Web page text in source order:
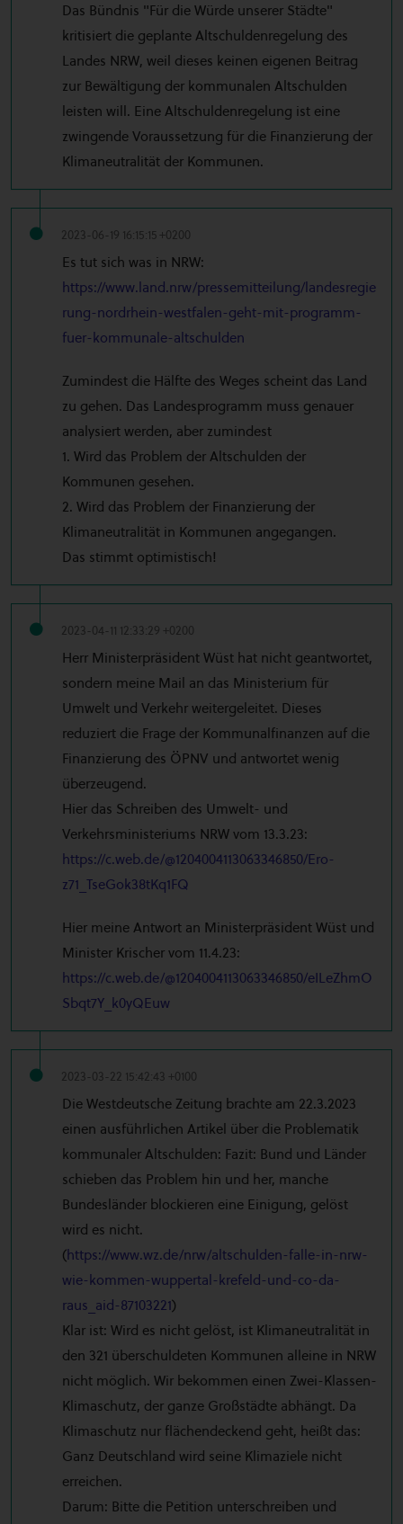
Das Bündnis "Für die Würde unserer Städte"
kritisiert die geplante Altschuldenregelung des
Landes NRW, weil dieses keinen eigenen Beitrag
zur Bewältigung der kommunalen Altschulden
leisten will. Eine Altschuldenregelung ist eine
zwingende Voraussetzung für die Finanzierung der
Klimaneutralität der Kommunen.
2023-06-19 16:15:15 +0200
Es tut sich was in NRW:
https://www.land.nrw/pressemitteilung/landesregie
rung-nordrhein-westfalen-geht-mit-programm-
fuer-kommunale-altschulden
Zumindest die Hälfte des Weges scheint das Land
zu gehen. Das Landesprogramm muss genauer
analysiert werden, aber zumindest
1. Wird das Problem der Altschulden der
Kommunen gesehen.
2. Wird das Problem der Finanzierung der
Klimaneutralität in Kommunen angegangen.
Das stimmt optimistisch!
2023-04-11 12:33:29 +0200
Herr Ministerpräsident Wüst hat nicht geantwortet,
sondern meine Mail an das Ministerium für
Umwelt und Verkehr weitergeleitet. Dieses
reduziert die Frage der Kommunalfinanzen auf die
Finanzierung des ÖPNV und antwortet wenig
überzeugend.
Hier das Schreiben des Umwelt- und
Verkehrsministeriums NRW vom 13.3.23:
https://c.web.de/@1204004113063346850/Ero-
z71_TseGok38tKq1FQ
Hier meine Antwort an Ministerpräsident Wüst und
Minister Krischer vom 11.4.23:
https://c.web.de/@1204004113063346850/eILeZhmO
Sbqt7Y_k0yQEuw
2023-03-22 15:42:43 +0100
Die Westdeutsche Zeitung brachte am 22.3.2023
einen ausführlichen Artikel über die Problematik
kommunaler Altschulden: Fazit: Bund und Länder
schieben das Problem hin und her, manche
Bundesländer blockieren eine Einigung, gelöst
wird es nicht.
(https://www.wz.de/nrw/altschulden-falle-in-nrw-
wie-kommen-wuppertal-krefeld-und-co-da-
raus_aid-87103221)
Klar ist: Wird es nicht gelöst, ist Klimaneutralität in
den 321 überschuldeten Kommunen alleine in NRW
nicht möglich. Wir bekommen einen Zwei-Klassen-
Klimaschutz, der ganze Großstädte abhängt. Da
Klimaschutz nur flächendeckend geht, heißt das:
Ganz Deutschland wird seine Klimaziele nicht
erreichen.
Darum: Bitte die Petition unterschreiben und